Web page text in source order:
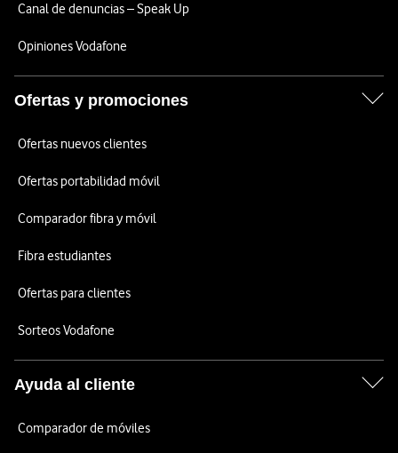
Canal de denuncias – Speak Up
Opiniones Vodafone
Ofertas y promociones
Ofertas nuevos clientes
Ofertas portabilidad móvil
Comparador fibra y móvil
Fibra estudiantes
Ofertas para clientes
Sorteos Vodafone
Ayuda al cliente
Comparador de móviles